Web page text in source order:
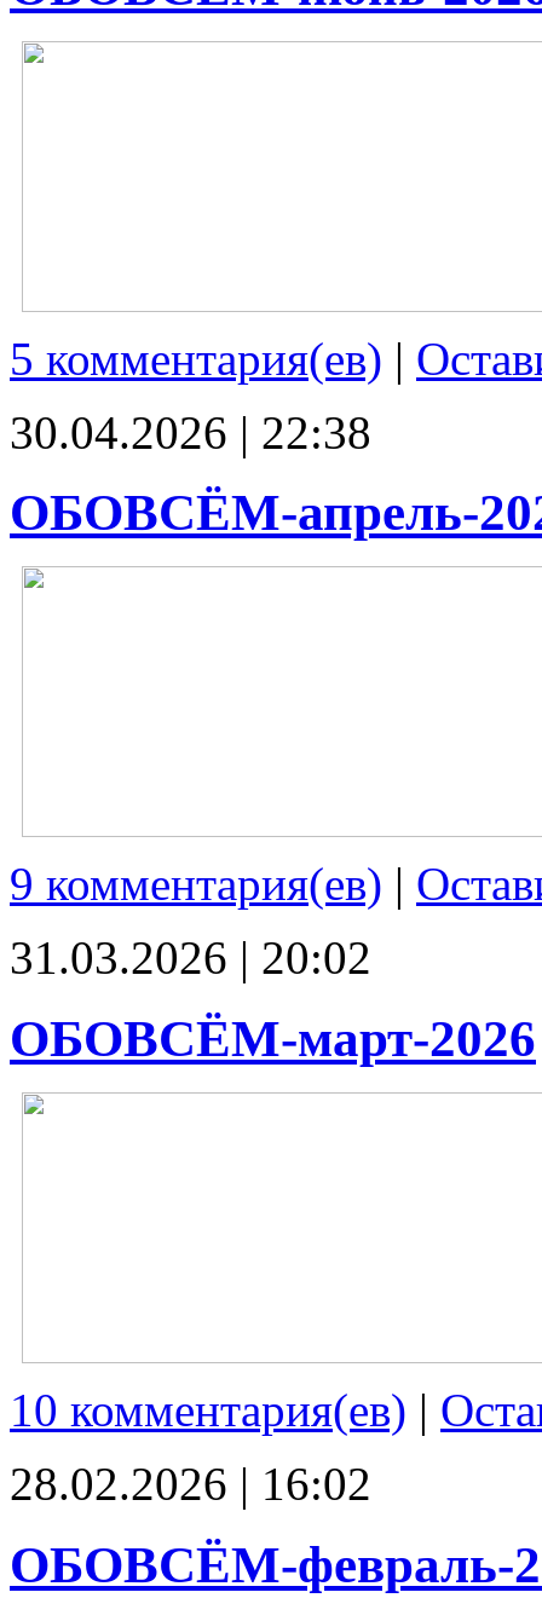
5 комментария(ев) |
30.04.2026 | 22:38
ОБОВСЁМ-апрель-
9 комментария(ев) |
31.03.2026 | 20:02
ОБОВСЁМ-март-2026
10 комментария(ев) |
28.02.2026 | 16:02
ОБОВСЁМ-февраль-